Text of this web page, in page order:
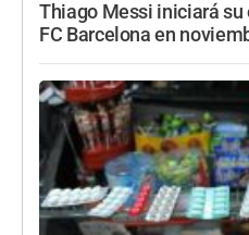
Thiago Messi iniciará su
FC Barcelona en